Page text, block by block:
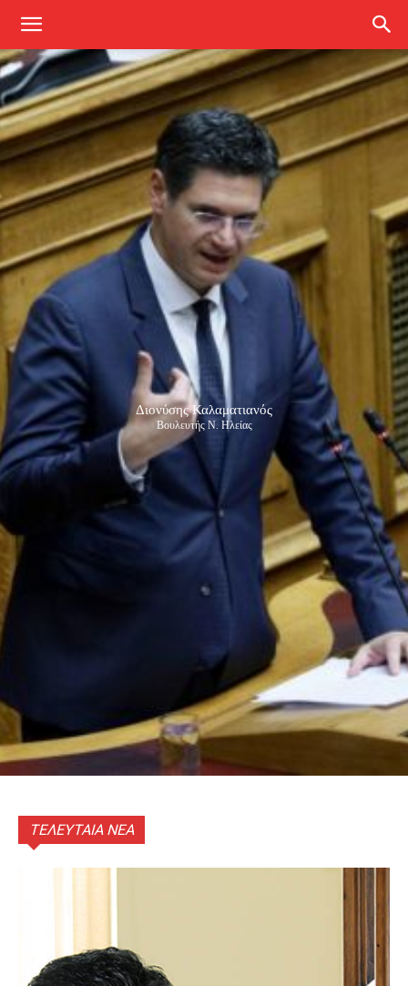
Διονύσης Καλαματιανός
Βουλευτής Ν. Ηλείας
ΤΕΛΕΥΤΑΙΑ ΝΕΑ